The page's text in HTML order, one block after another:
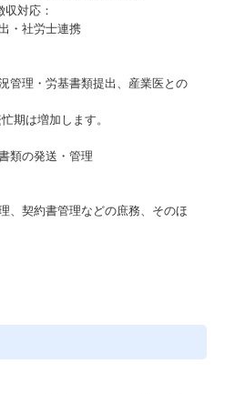
対応：
・社労士連携
管理・労基書類提出、産業医との
期は増加します。
類の発送・管理
、契約書管理などの庶務、そのほ